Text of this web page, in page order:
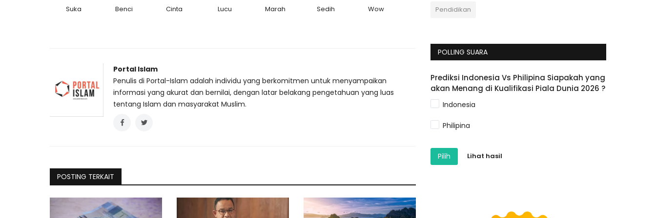
Suka Benci Cinta Lucu Marah Sedih Wow
Portal Islam
Penulis di Portal-Islam adalah individu yang berkomitmen untuk menyampaikan
informasi yang akurat dan bernilai, dengan latar belakang pengetahuan yang luas
tentang Islam dan masyarakat Muslim.
POSTING TERKAIT
Pendidikan
POLLING SUARA
Prediksi Indonesia Vs Philipina Siapakah yang
akan Menang di Kualifikasi Piala Dunia 2026 ?
Indonesia
Philipina
Pilih Lihat hasil